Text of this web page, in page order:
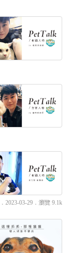
．2023-03-29． 瀏覽 9.1k